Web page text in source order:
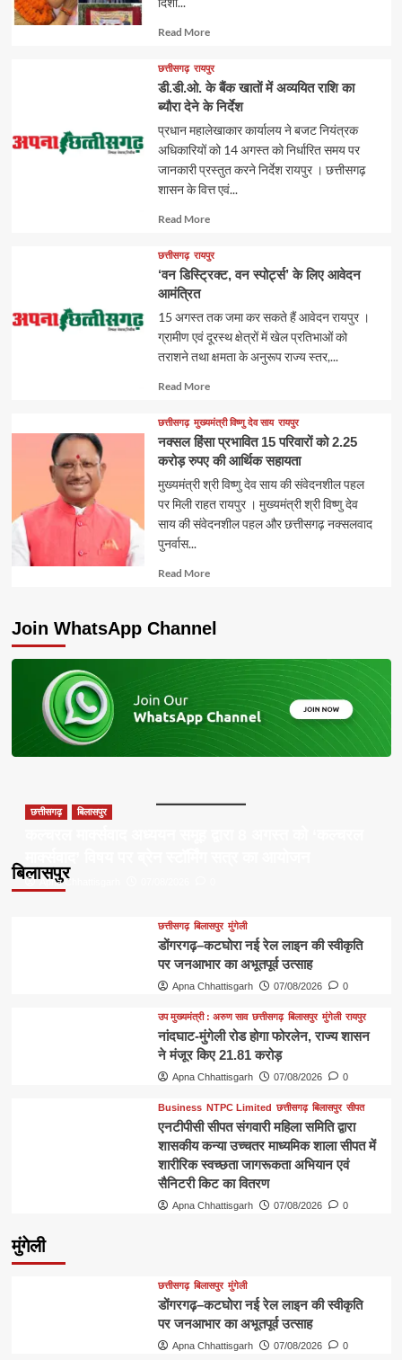
Read MoreRead
about
छत्तीसगढ़ रायपुर
डी.डी.ओ. के बैंक खातों में अव्ययित राशि का
ब्यौरा देने के निर्देश
प्रधान महालेखाकार कार्यालय ने बजट नियंत्रक
अधिकारियों को 14 अगस्त को निर्धारित समय पर
जानकारी प्रस्तुत करने निर्देश रायपुर । छत्तीसगढ़
शासन के वित्त एवं...
Read MoreRead
about
छत्तीसगढ़ रायपुर
‘वन डिस्ट्रिक्ट, वन स्पोर्ट्स’ के लिए आवेदन
आमंत्रित
15 अगस्त तक जमा कर सकते हैं आवेदन रायपुर ।
ग्रामीण एवं दूरस्थ क्षेत्रों में खेल प्रतिभाओं को
तराशने तथा क्षमता के अनुरूप राज्य स्तर,...
Read MoreRead
about
छत्तीसगढ़ मुख्यमंत्री विष्णु देव साय रायपुर
नक्सल हिंसा प्रभावित 15 परिवारों को 2.25
करोड़ रुपए की आर्थिक सहायता
मुख्यमंत्री श्री विष्णु देव साय की संवेदनशील पहल
पर मिली राहत रायपुर । मुख्यमंत्री श्री विष्णु देव
साय की संवेदनशील पहल और छत्तीसगढ़ नक्सलवाद
पुनर्वास...
Read MoreRead
Join WhatsApp Channel
बिलासपुर
छत्तीसगढ़ बिलासपुर
Apna Chhattisgarh
छत्तीसगढ़ बिलासपुर मुंगेली
डोंगरगढ़–कटघोरा नई रेल लाइन की स्वीकृति
पर जनआभार का अभूतपूर्व उत्साह
Apna Chhattisgarh 07/08/2026 0
उप मुख्यमंत्री : अरुण साव छत्तीसगढ़ बिलासपुर मुंगेली रायपुर
नांदघाट-मुंगेली रोड होगा फोरलेन, राज्य शासन
ने मंजूर किए 21.81 करोड़
Apna Chhattisgarh 07/08/2026 0
Business NTPC Limited छत्तीसगढ़ बिलासपुर सीपत
एनटीपीसी सीपत संगवारी महिला समिति द्वारा
शासकीय कन्या उच्चतर माध्यमिक शाला सीपत में
शारीरिक स्वच्छता जागरूकता अभियान एवं
सैनिटरी किट का वितरण
Apna Chhattisgarh 07/08/2026 0
मुंगेली
छत्तीसगढ़ बिलासपुर मुंगेली
डोंगरगढ़–कटघोरा नई रेल लाइन की स्वीकृति
पर जनआभार का अभूतपूर्व उत्साह
Apna Chhattisgarh 07/08/2026 0